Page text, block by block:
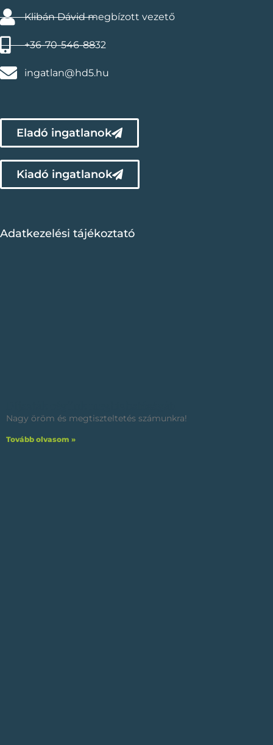
Klibán Dávid megbízott vezető
+36-70-546-8832
ingatlan@hd5.hu
Eladó ingatlanok
Kiadó ingatlanok
Adatkezelési tájékoztató
Nagy öröm és megtiszteltetés számunkra!
Tovább olvasom »